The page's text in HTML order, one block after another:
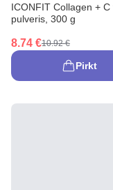
ICONFIT Collagen + C
pulveris, 300 g
8.74 €10.92 €
Pirkt